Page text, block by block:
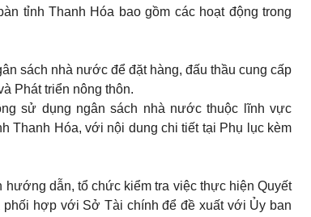
tỉnh Thanh Hóa bao gồm các hoạt động trong
sách nhà nước để đặt hàng, đấu thầu cung cấp
Phát triển nông thôn.
sử dụng ngân sách nhà nước thuộc lĩnh vực
Thanh Hóa, với nội dung chi tiết tại Phụ lục kèm
dẫn, tổ chức kiểm tra việc thực hiện Quyết
hợp với Sở Tài chính để đề xuất với Ủy ban